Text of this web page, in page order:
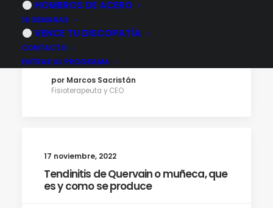
HOMBROS DE ACERO
16 SEMANAS
VENCE TU DISCOPATÍA
CONTACTO
ENTRAR AL PROGRAMA
20 noviembre, 2022
Artrosis de cadera, que es y porque
se produce
por Marcos Sacristán
Fisioterapeuta y CEO
17 noviembre, 2022
Tendinitis de Quervain o muñeca, que
es y como se produce